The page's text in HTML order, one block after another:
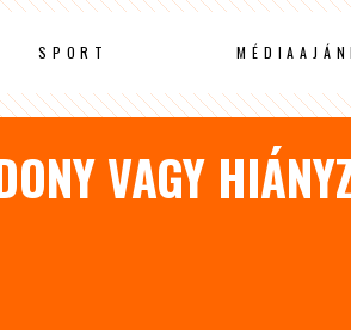
SPORT
VAGY